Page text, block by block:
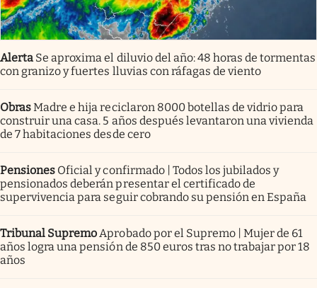
Alerta Se aproxima el diluvio del año: 48 horas de tormentas
con granizo y fuertes lluvias con ráfagas de viento
ObrasMadre e hija reciclaron 8000 botellas de vidrio para
construir una casa. 5 años después levantaron una vivienda
de 7 habitaciones desde cero
Pensiones Oficial y confirmado | Todos los jubilados y
pensionados deberán presentar el certificado de
supervivencia para seguir cobrando su pensión en España
Tribunal Supremo Aprobado por el Supremo | Mujer de 61
años logra una pensión de 850 euros tras no trabajar por 18
años